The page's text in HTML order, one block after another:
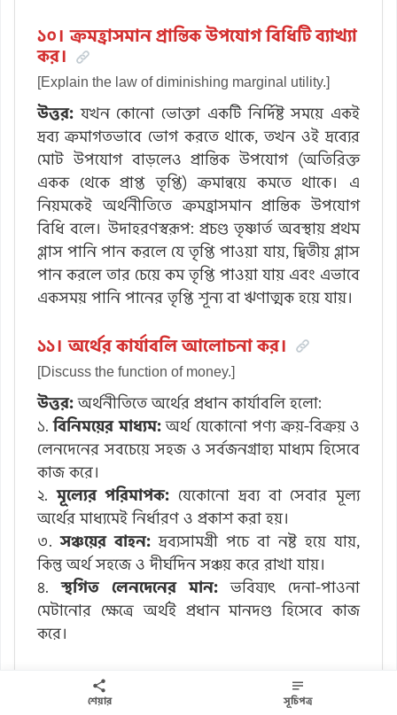
১০। ক্রমহ্রাসমান প্রান্তিক উপযোগ বিধিটি ব্যাখ্যা
কর।
[Explain the law of diminishing marginal utility.]
উত্তর: যখন কোনো ভোক্তা একটি নির্দিষ্ট সময়ে একই
দ্রব্য ক্রমাগতভাবে ভোগ করতে থাকে, তখন ওই দ্রব্যের
মোট উপযোগ বাড়লেও প্রান্তিক উপযোগ (অতিরিক্ত
একক থেকে প্রাপ্ত তৃপ্তি) ক্রমান্বয়ে কমতে থাকে। এ
নিয়মকেই অর্থনীতিতে ক্রমহ্রাসমান প্রান্তিক উপযোগ
বিধি বলে। উদাহরণস্বরূপ: প্রচণ্ড তৃষ্ণার্ত অবস্থায় প্রথম
গ্লাস পানি পান করলে যে তৃপ্তি পাওয়া যায়, দ্বিতীয় গ্লাস
পান করলে তার চেয়ে কম তৃপ্তি পাওয়া যায় এবং এভাবে
একসময় পানি পানের তৃপ্তি শূন্য বা ঋণাত্মক হয়ে যায়।
১১। অর্থের কার্যাবলি আলোচনা কর।
[Discuss the function of money.]
উত্তর:অর্থনীতিতে অর্থের প্রধান কার্যাবলি হলো:
১.বিনিময়ের মাধ্যম:অর্থ যেকোনো পণ্য ক্রয়-বিক্রয় ও
লেনদেনের সবচেয়ে সহজ ও সর্বজনগ্রাহ্য মাধ্যম হিসেবে
কাজ করে।
২.মূল্যের পরিমাপক: যেকোনো দ্রব্য বা সেবার মূল্য
অর্থের মাধ্যমেই নির্ধারণ ও প্রকাশ করা হয়।
৩.সঞ্চয়ের বাহন: দ্রব্যসামগ্রী পচে বা নষ্ট হয়ে যায়,
কিন্তু অর্থ সহজে ও দীর্ঘদিন সঞ্চয় করে রাখা যায়।
৪.স্থগিত লেনদেনের মান: ভবিষ্যৎ দেনা-পাওনা
মেটানোর ক্ষেত্রে অর্থই প্রধান মানদণ্ড হিসেবে কাজ
করে।
১২। যাকাতের ব্যয়ের খাতসমূহ আলোচনা কর।
শেয়ার সূচিপত্র